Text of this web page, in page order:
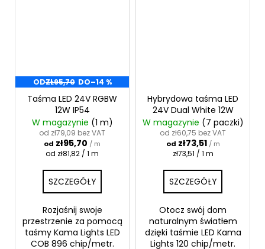
ODZŁ95,70 DO–14 %
Taśma LED 24V RGBW
12W IP54
W magazynie (1 m)
od zł79,09 bez VAT
od zł95,70 / m
Cena
od zł81,82 / 1 m
SZCZEGÓŁY
Rozjaśnij swoje
przestrzenie za pomocą
taśmy Kama Lights LED
COB 896 chip/metr.
Hybrydowa taśma LED
24V Dual White 12W
W magazynie (7 paczki)
od zł60,75 bez VAT
od zł73,51 / m
Cena
zł73,51 / 1 m
SZCZEGÓŁY
Otocz swój dom
naturalnym światłem
dzięki taśmie LED Kama
Lights 120 chip/metr.